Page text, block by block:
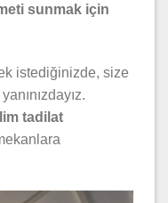
sunmak için
istediğinizde, size
tadilat